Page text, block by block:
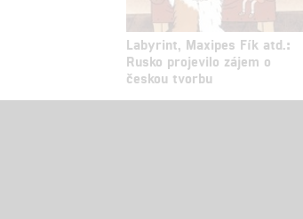
Labyrint, Maxipes Fík atd.:
Rusko projevilo zájem o
českou tvorbu